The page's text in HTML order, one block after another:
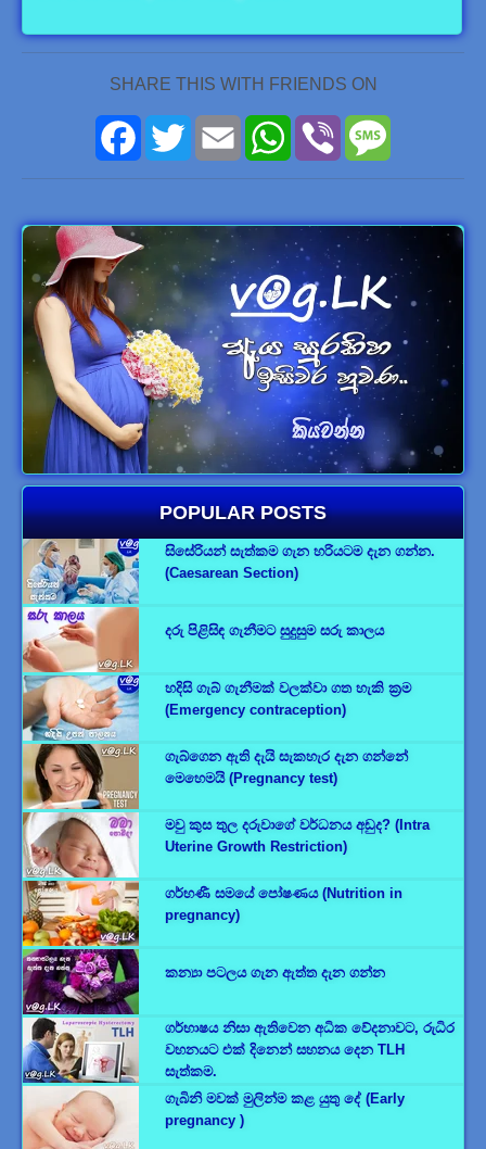
SHARE THIS WITH FRIENDS ON
FacebookTwitter Email WhatsApp
Viber
POPULAR POSTS
සිසේරියන් සැත්කම ගැන හරියටම දැන ගන්න.
(Caesarean Section)
දරු පිළිසිඳ ගැනීමට සුදුසුම සරු කාලය
හදිසි ගැබ් ගැනීමක් වලක්වා ගත හැකි ක්‍රම
(Emergency contraception)
ගැබ්ගෙන ඇති දැයි සැකහැර දැන ගන්නේ
මෙහෙමයි (Pregnancy test)
මවු කුස තුල දරුවාගේ වර්ධනය අඩුද? (Intra
Uterine Growth Restriction)
ගර්භණී සමයේ පෝෂණය (Nutrition in
pregnancy)
කන්‍යා පටලය ගැන ඇත්ත දැන ගන්න
ගර්භාෂය නිසා ඇතිවෙන අධික වේදනාවට, රුධිර
වහනයට එක් දිනෙන් සහනය දෙන TLH
සැත්කම.
ගැබිනි මවක් මුලින්ම කළ යුතු දේ (Early
pregnancy )